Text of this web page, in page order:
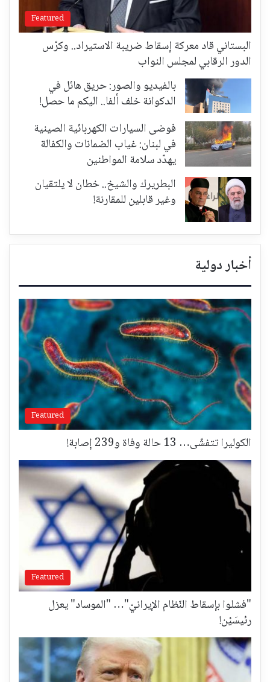
Featured
البستاني قاد معركة إسقاط ضريبة الاستيراد.. وكرّس
الدور الرقابي لمجلس النواب
بالفيديو والصور: حريق هائل في
الدكوانة خلف ألفا.. اليكم ما حصل!
فوضى السيارات الكهربائية الصينية
في لبنان: غياب الضمانات والكفالة
يهدّد سلامة المواطنين
البطريرك والشيخ.. خطان لا يلتقيان
وغير قابلين للمقارنة!
أخبار دولية
Featured
الكوليرا تتفشّى… 13 حالة وفاة و239 إصابة!
Featured
"فشلوا بإسقاط النّظام الإيرانيّ"… "الموساد" يعزل
رئيسَيْن!